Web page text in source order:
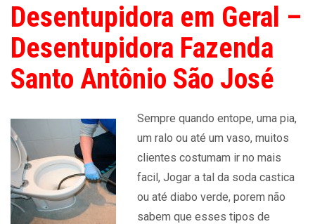
Desentupidora em Geral –
Desentupidora Fazenda
Santo Antônio São José
Sempre quando entope, uma pia,
um ralo ou até um vaso, muitos
clientes costumam ir no mais
facil, Jogar a tal da soda castica
ou até diabo verde, porem não
sabem que esses tipos de